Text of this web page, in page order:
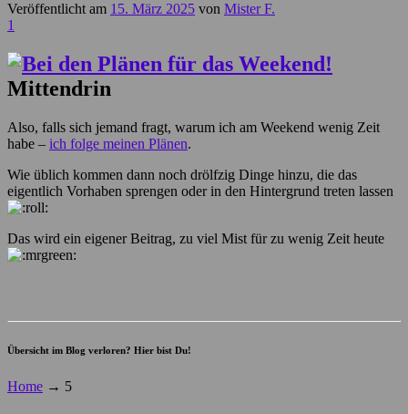
Veröffentlicht am 15. März 2025 von Mister F.
1
Mittendrin
Also, falls sich jemand fragt, warum ich am Weekend wenig Zeit
habe – ich folge meinen Plänen.
Wie üblich kommen dann noch drölfzig Dinge hinzu, die das
eigentlich Vorhaben sprengen oder in den Hintergrund treten lassen
Das wird ein eigener Beitrag, zu viel Mist für zu wenig Zeit heute
Übersicht im Blog verloren? Hier bist Du!
Home → 5